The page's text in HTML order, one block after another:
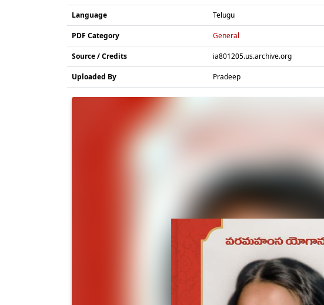
Language Telugu
PDF Category General
Source / Credits ia801205.us.archive.org
Uploaded By Pradeep